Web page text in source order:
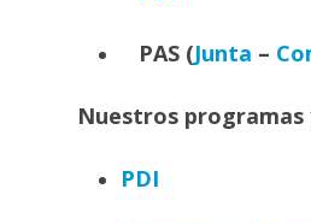
PAS (Junta –
Nuestros
PDI